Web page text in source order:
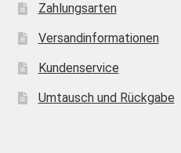
Zahlungsarten
Versandinformationen
Kundenservice
Umtausch und Rückgabe